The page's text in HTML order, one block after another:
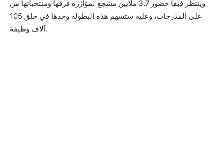
وينتظر فيفا حضور 3.7 ملايين مشجع لمؤازرة فرقها ومنتخباتها من
على المدرجات، وعليه ستسهم هذه البطولة وحدها في خلق 105
آلاف وظيفة.